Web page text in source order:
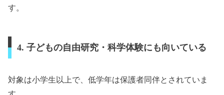
す。
4. 子どもの自由研究・科学体験にも向いている
対象は小学生以上で、低学年は保護者同伴とされていま